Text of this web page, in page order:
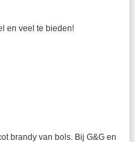
en veel te bieden!
brandy van bols. Bij G&G en